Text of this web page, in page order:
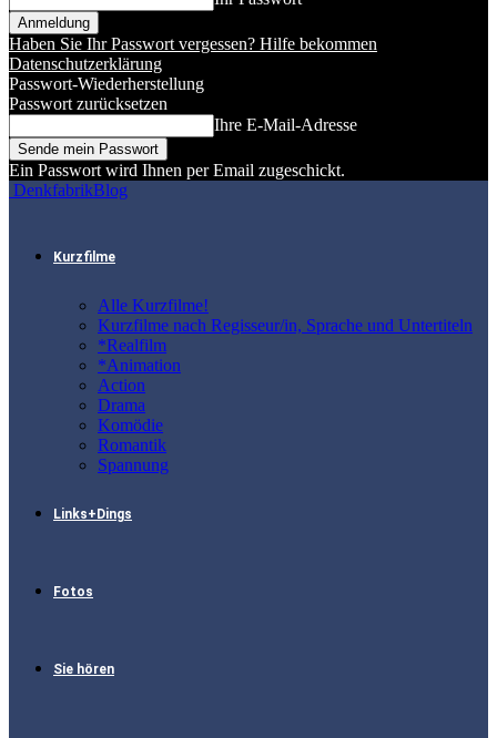
Haben Sie Ihr Passwort vergessen? Hilfe bekommen
Datenschutzerklärung
Passwort-Wiederherstellung
Passwort zurücksetzen
Ihre E-Mail-Adresse
Ein Passwort wird Ihnen per Email zugeschickt.
DenkfabrikBlog
Kurzfilme
Alle Kurzfilme!
Kurzfilme nach Regisseur/in, Sprache und Untertiteln
*Realfilm
*Animation
Action
Drama
Komödie
Romantik
Spannung
Links+Dings
Fotos
Sie hören